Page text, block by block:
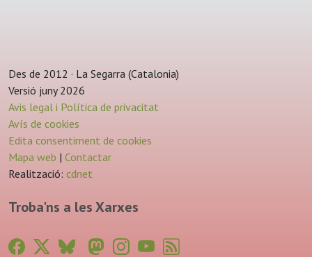
Des de 2012 · La Segarra (Catalonia)
Versió juny 2026
Avis legal i Política de privacitat
Avís de cookies
Edita consentiment de cookies
Mapa web | Contactar
Realització: cdnet
Troba'ns a les Xarxes